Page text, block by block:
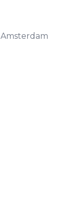
Amsterdam